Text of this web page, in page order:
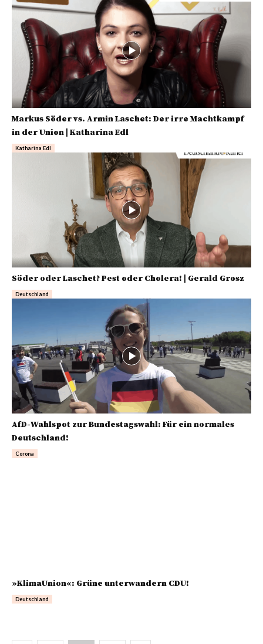
Markus Söder vs. Armin Laschet: Der irre Machtkampf
in der Union | Katharina Edl
Katharina Edl
Söder oder Laschet? Pest oder Cholera! | Gerald Grosz
Deutschland
AfD-Wahlspot zur Bundestagswahl: Für ein normales
Deutschland!
Corona
»KlimaUnion«: Grüne unterwandern CDU!
Deutschland